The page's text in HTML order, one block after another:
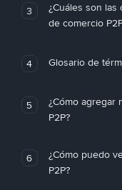
3
¿Cuáles son las
de comercio
4 Glosario de
5
¿Cómo agregar
P2P?
6
¿Cómo puedo
P2P?